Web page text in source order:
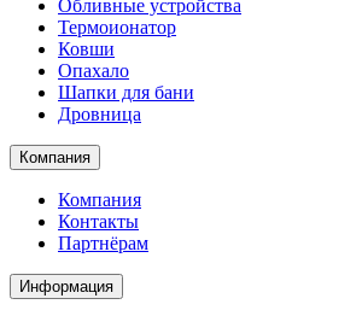
Обливные устройства
Термоионатор
Ковши
Опахало
Шапки для бани
Дровница
Компания
Компания
Контакты
Партнёрам
Информация